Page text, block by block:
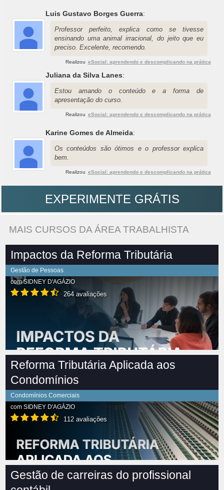
Luis Gustavo Borges Guerra:
Professor perfeito, explica como se tivesse
ensinando uma animal irracional, do jeito que eu
preciso. Excelente, recomendo.
Realizou eSocial: aprendendo e descomplicando na prática
Juliana da Silva Lanes:
Estou amando o conteúdo e a forma de
apresentação do curso.
Realizou eSocial: aprendendo e descomplicando na prática
Karine Gomes de Almeida:
Os conteúdos são ótimos e o professor explica
bem.
Realizou eSocial: aprendendo e descomplicando na prática
EXPERIMENTE GRÁTIS
MAIS CURSOS DA ÁREA TRABALHISTA
Impactos da Reforma Tributária
Gestão de Pessoas
comSIDNEY D'AGÁZIO
264 avaliações
Reforma Tributária Aplicada aos
Condomínios
Condomínios Comerciais
com SIDNEY D'AGÁZIO
112 avaliações
Gestão de carreiras do profissional